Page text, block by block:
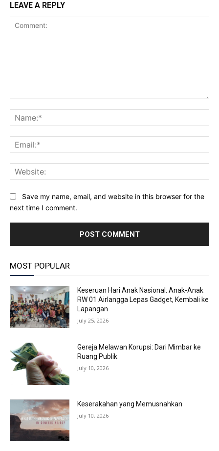
LEAVE A REPLY
Save my name, email, and website in this browser for the
next time I comment.
MOST POPULAR
Keseruan Hari Anak Nasional: Anak-Anak
RW 01 Airlangga Lepas Gadget, Kembali ke
Lapangan
July 25, 2026
Gereja Melawan Korupsi: Dari Mimbar ke
Ruang Publik
July 10, 2026
Keserakahan yang Memusnahkan
July 10, 2026